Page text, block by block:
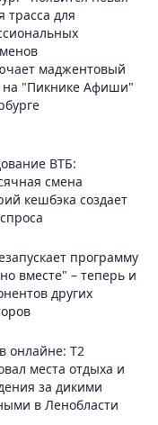
трасса для
маджентовый
"Пикнике Афиши"
ВТБ:
смена
кешбэка создает
программу
вместе" – теперь и
других
онлайне: Т2
места отдыха и
за дикими
в Ленобласти